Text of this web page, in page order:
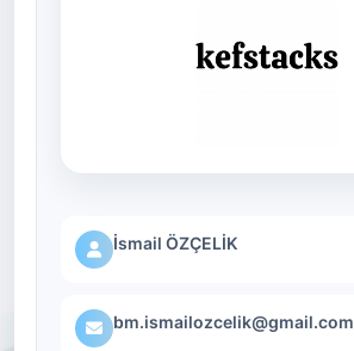
İsmail ÖZÇELİK
bm.ismailozcelik@gmail.com